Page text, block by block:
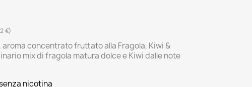
€)
aroma concentrato fruttato alla Fragola, Kiwi &
mix di fragola matura dolce e Kiwi dalle note
nicotina